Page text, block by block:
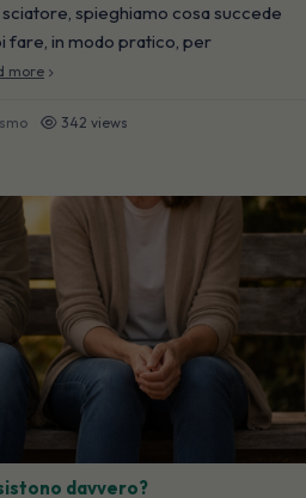
spieghiamo cosa succede
fare, in modo pratico, per
more
342 views
davvero?